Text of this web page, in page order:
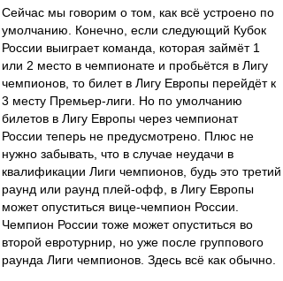
Сейчас мы говорим о том, как всё устроено по
умолчанию. Конечно, если следующий Кубок
России выиграет команда, которая займёт 1
или 2 место в чемпионате и пробьётся в Лигу
чемпионов, то билет в Лигу Европы перейдёт к
3 месту Премьер-лиги. Но по умолчанию
билетов в Лигу Европы через чемпионат
России теперь не предусмотрено. Плюс не
нужно забывать, что в случае неудачи в
квалификации Лиги чемпионов, будь это третий
раунд или раунд плей-офф, в Лигу Европы
может опуститься вице-чемпион России.
Чемпион России тоже может опуститься во
второй евротурнир, но уже после группового
раунда Лиги чемпионов. Здесь всё как обычно.